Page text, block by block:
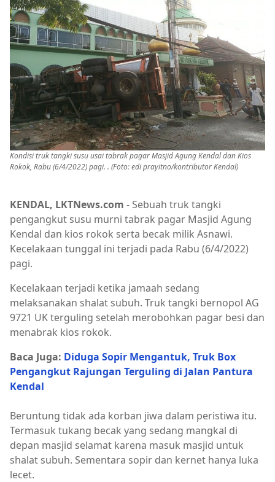
Kondisi truk tangki susu usai tabrak pagar Masjid Agung Kendal dan Kios
Rokok, Rabu (6/4/2022) pagi. . (Foto: edi prayitno/kontributor Kendal)
KENDAL, LKTNews.com - Sebuah truk tangki
pengangkut susu murni tabrak pagar Masjid Agung
Kendal dan kios rokok serta becak milik Asnawi.
Kecelakaan tunggal ini terjadi pada Rabu (6/4/2022)
pagi.
Kecelakaan terjadi ketika jamaah sedang
melaksanakan shalat subuh. Truk tangki bernopol AG
9721 UK terguling setelah merobohkan pagar besi dan
menabrak kios rokok.
Baca Juga: Diduga Sopir Mengantuk, Truk Box
Pengangkut Rajungan Terguling di Jalan Pantura
Kendal
Beruntung tidak ada korban jiwa dalam peristiwa itu.
Termasuk tukang becak yang sedang mangkal di
depan masjid selamat karena masuk masjid untuk
shalat subuh. Sementara sopir dan kernet hanya luka
lecet.